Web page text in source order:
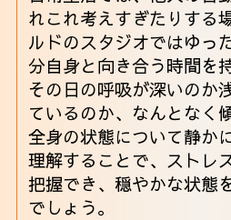
れこれ考えすぎたりする
ルドのスタジオではゆっ
分自身と向き合う時間を
その日の呼吸が深いのか
ているのか、なんとなく
全身の状態について静か
理解することで、ストレ
把握でき、穏やかな状態
でしょう。